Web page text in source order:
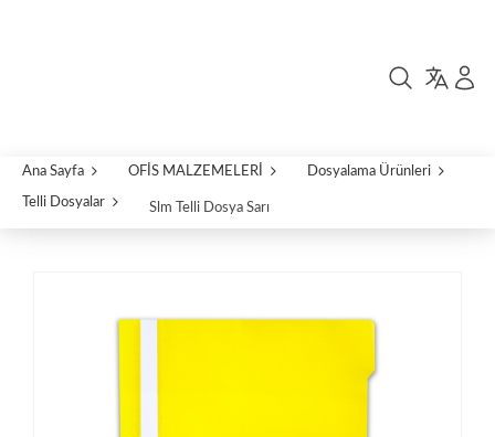
Ana Sayfa OFİS MALZEMELERİ Dosyalama Ürünleri
Telli Dosyalar Slm Telli Dosya Sarı